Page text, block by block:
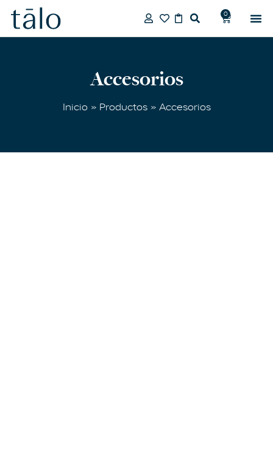
0
Accesorios
Inicio» Productos» Accesorios